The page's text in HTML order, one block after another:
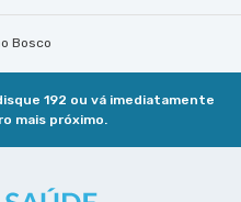
Bosco
192 ou vá imediatamente
mais próximo.